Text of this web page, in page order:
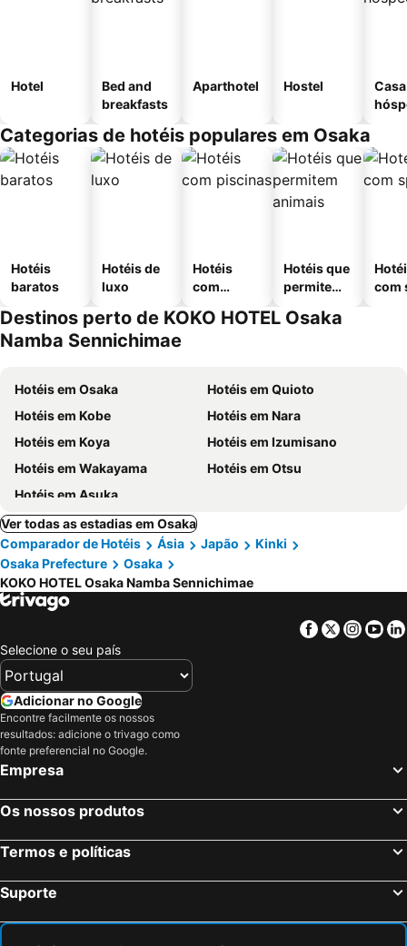
Hotel
Bed and
breakfasts
Aparthotel Hostel
Categorias de hotéis populares em Osaka
Hotéis
baratos
Hotéis de
luxo
Hotéis
com
Hotéis que
permitem
com
Destinos perto de KOKO HOTEL Osaka
Namba Sennichimae
Hotéis em Osaka
Hotéis em Quioto
Hotéis em Kobe
Hotéis em Nara
Hotéis em Koya
Hotéis em Izumisano
Hotéis em Wakayama
Hotéis em Otsu
Hotéis em Asuka
Ver todas as estadias em Osaka
Comparador de Hotéis
Ásia Japão
Kinki
Osaka Prefecture
Osaka
KOKO HOTEL Osaka Namba Sennichimae
Facebook
Twitter
Selecione o seu país
Adicionar no Google
Encontre facilmente os nossos
resultados: adicione o trivago como
fonte preferencial no Google.
Empresa
Os nossos produtos
Termos e políticas
Suporte